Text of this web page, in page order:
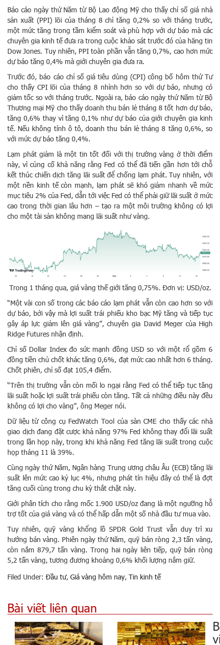
Báo cáo ngày thứ Năm từ Bộ Lao động Mỹ cho thấy chỉ số giá nhà
sản xuất (PPI) lõi của tháng 8 chỉ tăng 0,2% so với tháng trước,
một mức tăng trong tầm kiểm soát và phù hợp với dự báo mà các
chuyên gia kinh tế đưa ra trong cuộc khảo sát trước đó của hãng tin
Dow Jones. Tuy nhiên, PPI toàn phần vẫn tăng 0,7%, cao hơn mức
dự báo tăng 0,4% mà giới chuyên gia đưa ra.
Trước đó, báo cáo chỉ số giá tiêu dùng (CPI) công bố hôm thứ Tư
cho thấy CPI lõi của tháng 8 nhỉnh hơn so với dự báo, nhưng có
giảm tốc so với tháng trước. Ngoài ra, báo cáo ngày thứ Năm từ Bộ
Thương mại Mỹ cho thấy doanh thu bán lẻ tháng 8 tốt hơn dự báo,
tăng 0,6% thay vì tăng 0,1% như dự báo của giới chuyên gia kinh
tế. Nếu không tính ô tô, doanh thu bán lẻ tháng 8 tăng 0,6%, so
với mức dự báo tăng 0,4%.
Lạm phát giảm là một tin tốt đối với thị trường vàng ở thời điểm
này, vì củng cố khả năng rằng Fed có thể đã tiến gần hơn tới chỗ
kết thúc chiến dịch tăng lãi suất để chống lạm phát. Tuy nhiên, với
một nền kinh tế còn mạnh, lạm phát sẽ khó giảm nhanh về mức
mục tiêu 2% của Fed, dẫn tới việc Fed có thể phải giữ lãi suất ở mức
cao trong thời gian lâu hơn – tạo ra một môi trường không có lợi
cho một tài sản không mang lãi suất như vàng.
Trong 1 tháng qua, giá vàng thế giới tăng 0,75%. Đơn vị: USD/oz.
“Một vài con số trong các báo cáo lạm phát vẫn còn cao hơn so với
dự báo, bởi vậy mà lợi suất trái phiếu kho bạc Mỹ tăng và tiếp tục
gây áp lực giảm lên giá vàng”, chuyên gia David Meger của High
Ridge Futures nhận định.
Chỉ số Dollar Index đo sức mạnh đồng USD so với một rổ gồm 6
đồng tiền chủ chốt khác tăng 0,6%, đạt mức cao nhất hơn 6 tháng.
Chốt phiên, chỉ số đạt 105,4 điểm.
“Trên thị trường vẫn còn mối lo ngại rằng Fed có thể tiếp tục tăng
lãi suất hoặc lợi suất trái phiếu còn tăng. Tất cả những điều này đều
không có lợi cho vàng”, ông Meger nói.
Dữ liệu từ công cụ FedWatch Tool của sàn CME cho thấy các nhà
giao dịch đang đặt cược khả năng 97% Fed không thay đổi lãi suất
trong lần họp này, trong khi khả năng Fed tăng lãi suất trong cuộc
họp tháng 11 là 39%.
Cùng ngày thứ Năm, Ngân hàng Trung ương châu Âu (ECB) tăng lãi
suất lên mức cao kỷ lục 4%, nhưng phát tín hiệu đây có thể là đợt
tăng cuối cùng trong chu kỳ thắt chặt này.
Giới phân tích cho rằng mốc 1.900 USD/oz đang là một ngưỡng hỗ
trợ tốt của giá vàng và có thể hấp dẫn một số nhà đầu tư mua vào.
Tuy nhiên, quỹ vàng khổng lồ SPDR Gold Trust vẫn duy trì xu
hướng bán vàng. Phiên ngày thứ Năm, quỹ bán ròng 2,3 tấn vàng,
còn nắm 879,7 tấn vàng. Trong hai ngày liên tiếp, quỹ bán ròng
5,2 tấn vàng, tương đương khoảng 0,6% khối lượng nắm giữ.
Filed Under: Đầu tư, Giá vàng hôm nay, Tin kinh tế
Bài viết liên quan